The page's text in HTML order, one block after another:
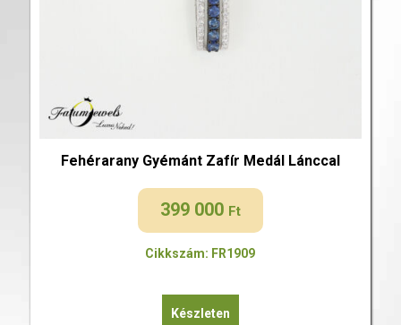
Fehérarany Gyémánt Zafír Medál Lánccal
399 000 Ft
Cikkszám: FR1909
Készleten